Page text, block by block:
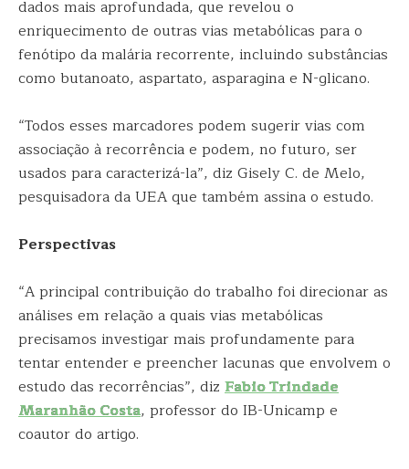
dados mais aprofundada, que revelou o
enriquecimento de outras vias metabólicas para o
fenótipo da malária recorrente, incluindo substâncias
como butanoato, aspartato, asparagina e N-glicano.
“Todos esses marcadores podem sugerir vias com
associação à recorrência e podem, no futuro, ser
usados para caracterizá-la”, diz Gisely C. de Melo,
pesquisadora da UEA que também assina o estudo.
Perspectivas
“A principal contribuição do trabalho foi direcionar as
análises em relação a quais vias metabólicas
precisamos investigar mais profundamente para
tentar entender e preencher lacunas que envolvem o
estudo das recorrências”, diz Fabio Trindade
Maranhão Costa, professor do IB-Unicamp e
coautor do artigo.